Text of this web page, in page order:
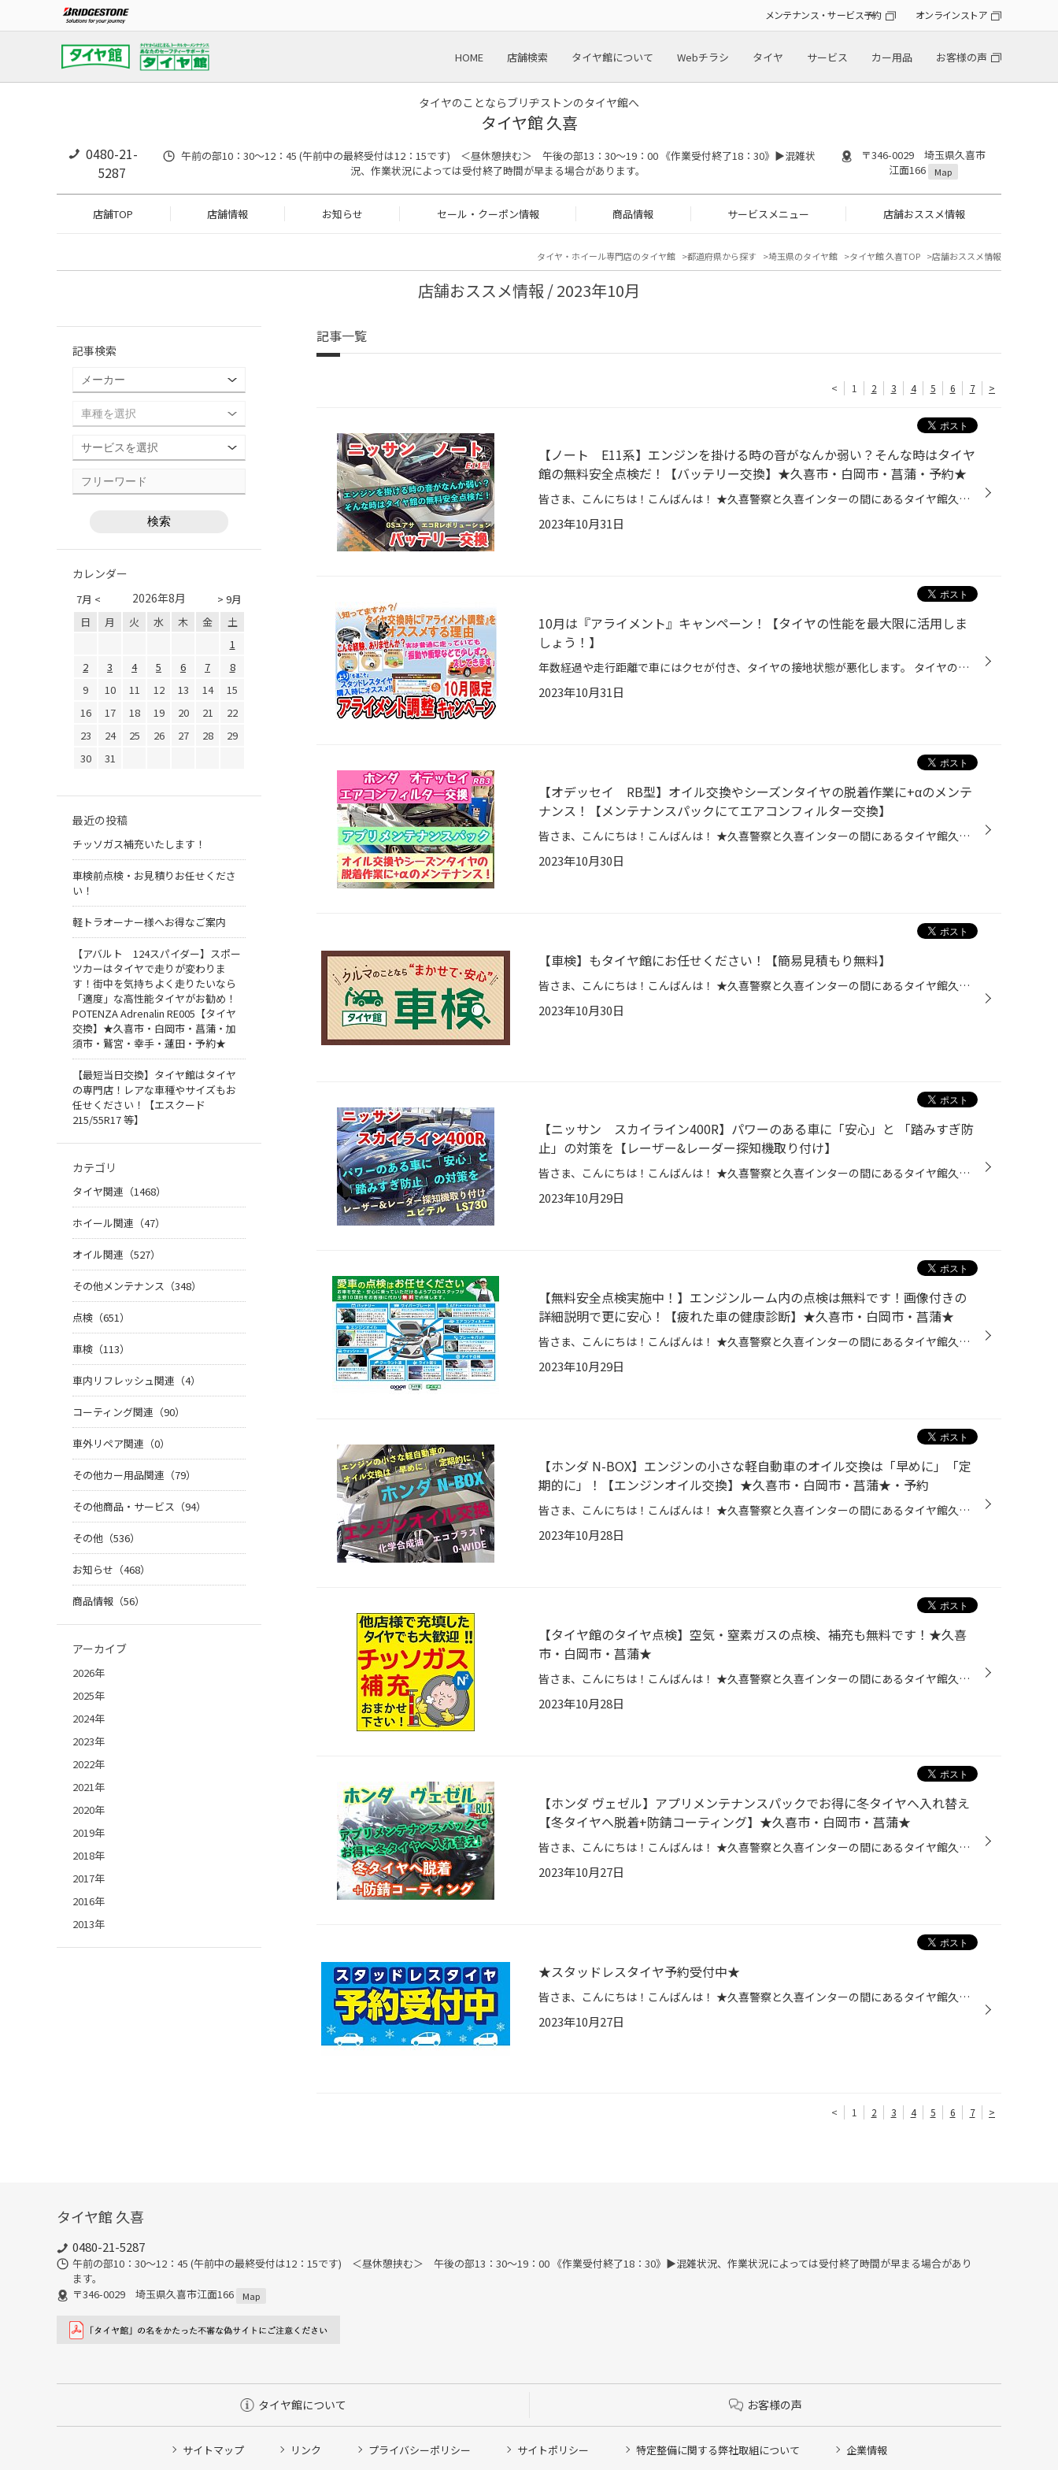
メンテナンス・サービス予約 オンラインストア
HOME 店舗検索 タイヤ館について Webチラシ タイヤ サービス カー用品 お客様の声
タイヤのことならブリヂストンのタイヤ館へ
タイヤ館 久喜
0480-21-
5287
午前の部10：30～12：45 (午前中の最終受付は12：15です) ＜昼休憩挟む＞ 午後の部13：30～19：00 《作業受付終了18：30》▶︎混雑状
況、作業状況によっては受付終了時間が早まる場合があります。
〒346-0029 埼玉県久喜市
江面166
Map
店舗TOP 店舗情報 お知らせ セール・クーポン情報 商品情報 サービスメニュー 店舗おススメ情報
タイヤ・ホイール専門店のタイヤ館 都道府県から探す 埼玉県のタイヤ館 タイヤ館 久喜TOP 店舗おススメ情報
店舗おススメ情報 / 2023年10月
記事一覧
< 1 2 3 4 5 6 7 >
【ノート E11系】エンジンを掛ける時の音がなんか弱い？そんな時はタイヤ
館の無料安全点検だ！【バッテリー交換】★久喜市・白岡市・菖蒲・予約★
皆さま、こんにちは！こんばんは！ ★久喜警察と久喜インターの間にあるタイヤ館久喜です★ いつも当店WEBをご覧いただきありがとうございます！ ーーーーーーーーーーーーーーーーーーーーーーーーーーーーーーーーーーーーーーーーーー お客様のお車【 ニッサン：ノート 】にて バッテリー交換 を承...
2023年10月31日
10月は『アライメント』キャンペーン！【タイヤの性能を最大限に活用しま
しょう！】
年数経過や走行距離で車にはクセが付き、タイヤの接地状態が悪化します。 タイヤの片減り、ハンドルのセンターズレなどがある場合は、 是非タイヤ館でアライメント測定・調整を！ 当店では10月限定でアライメントキャンペーンを行います！ 衝撃や長年の使用で、クルマとタイヤの取付け角度（アライ...
2023年10月31日
【オデッセイ RB型】オイル交換やシーズンタイヤの脱着作業に+αのメンテ
ナンス！【メンテナンスパックにてエアコンフィルター交換】
皆さま、こんにちは！こんばんは！ ★久喜警察と久喜インターの間にあるタイヤ館久喜です★ いつも当店WEBをご覧いただきありがとうございます！ ーーーーーーーーーーーーーーーーーーーーーーーーーーーーーーーーーーーーーーーーーー 詳しくはページ下のリンクをチェック！ ーーーーーーーーーー...
2023年10月30日
【車検】もタイヤ館にお任せください！【簡易見積もり無料】
皆さま、こんにちは！こんばんは！ ★久喜警察と久喜インターの間にあるタイヤ館久喜です★ いつも当店WEBをご覧いただきありがとうございます！ 皆様は愛車の車検はどうされていますか？ カーディーラー・自動車整備工場・ガソリンスタンドなど、沢山ありますよね。 タイヤ館でも『車検』を実施して...
2023年10月30日
【ニッサン スカイライン400R】パワーのある車に「安心」と 「踏みすぎ防
止」の対策を【レーザー&レーダー探知機取り付け】
皆さま、こんにちは！こんばんは！ ★久喜警察と久喜インターの間にあるタイヤ館久喜です★ いつも当店WEBをご覧いただきありがとうございます！ ーーーーーーーーーーーーーーーーーーーーーーーーーーーーーーーーーーーーーーーーーー お客様のお車【 ニッサン：スカイライン400R 】にて レーザー&...
2023年10月29日
【無料安全点検実施中！】エンジンルーム内の点検は無料です！画像付きの
詳細説明で更に安心！【疲れた車の健康診断】★久喜市・白岡市・菖蒲★
皆さま、こんにちは！こんばんは！ ★久喜警察と久喜インターの間にあるタイヤ館久喜です★ いつも当店WEBをご覧いただきありがとうございます！ 今回は当店の無料安全点検をご紹介します！ 当店のプロスタッフがお客様のおクルマの状態をしっかりチェックします！ 点検は無料ですので、タイヤ交換や...
2023年10月29日
【ホンダ N-BOX】エンジンの小さな軽自動車のオイル交換は「早めに」「定
期的に」！【エンジンオイル交換】★久喜市・白岡市・菖蒲★・予約
皆さま、こんにちは！こんばんは！ ★久喜警察と久喜インターの間にあるタイヤ館久喜です★ いつも当店WEBをご覧いただきありがとうございます！ ーーーーーーーーーーーーーーーーーーーーーーーーーーーーーーーーーーーーーーーーー お客様のお車【 ホンダ：N-BOX 】にて、 エンジンオイル交換 を...
2023年10月28日
【タイヤ館のタイヤ点検】空気・窒素ガスの点検、補充も無料です！★久喜
市・白岡市・菖蒲★
皆さま、こんにちは！こんばんは！ ★久喜警察と久喜インターの間にあるタイヤ館久喜です★ いつも当店WEBをご覧いただきありがとうございます！ 突然ですがおクルマの空気圧チェックは定期的に行っていますか？ 空気圧が低いまま走行を続けると、パンクやバースト(タイヤ破裂)、 タイヤの寿命低下に...
2023年10月28日
【ホンダ ヴェゼル】アプリメンテナンスパックでお得に冬タイヤへ入れ替え
【冬タイヤへ脱着+防錆コーティング】★久喜市・白岡市・菖蒲★
皆さま、こんにちは！こんばんは！ ★久喜警察と久喜インターの間にあるタイヤ館久喜です★ いつも当店WEBをご覧いただきありがとうございます！ ーーーーーーーーーーーーーーーーーーーーーーーーーーーーーーーーーーーーーーーーーー お客様のお車【 ホンダ：ヴェゼル 】にて メンテナンスパック...
2023年10月27日
★スタッドレスタイヤ予約受付中★
皆さま、こんにちは！こんばんは！ ★久喜警察と久喜インターの間にあるタイヤ館久喜です★ いつも当店WEBをご覧いただきありがとうございます！ 皆様は冬にスタッドレスタイヤを使用していますか？ 最近では少しずつですがスタッドレスタイヤの予約も増えてきました(^^♪ お客様も【最近は気候が不安...
2023年10月27日
< 1 2 3 4 5 6 7 >
記事検索
カレンダー
7月 < > 9月
2026年8月
日 月 火 水 木 金
土
1
2
3 4 5 6 7
8
9
10 11 12 13 14
15
16
17 18 19 20 21
22
23
24 25 26 27 28
29
30
31
最近の投稿
チッソガス補充いたします！
車検前点検・お見積りお任せくださ
い！
軽トラオーナー様へお得なご案内
【アバルト 124スパイダー】スポー
ツカーはタイヤで走りが変わりま
す！街中を気持ちよく走りたいなら
「適度」な高性能タイヤがお勧め！
POTENZA Adrenalin RE005【タイヤ
交換】★久喜市・白岡市・菖蒲・加
須市・鷲宮・幸手・蓮田・予約★
【最短当日交換】タイヤ館はタイヤ
の専門店！レアな車種やサイズもお
任せください！【エスクード
215/55R17 等】
カテゴリ
タイヤ関連（1468）
ホイール関連（47）
オイル関連（527）
その他メンテナンス（348）
点検（651）
車検（113）
車内リフレッシュ関連（4）
コーティング関連（90）
車外リペア関連（0）
その他カー用品関連（79）
その他商品・サービス（94）
その他（536）
お知らせ（468）
商品情報（56）
アーカイブ
2026年
2025年
2024年
2023年
2022年
2021年
2020年
2019年
2018年
2017年
2016年
2013年
タイヤ館 久喜
0480-21-5287
午前の部10：30～12：45 (午前中の最終受付は12：15です) ＜昼休憩挟む＞ 午後の部13：30～19：00 《作業受付終了18：30》▶︎混雑状況、作業状況によっては受付終了時間が早まる場合があり
ます。
〒346-0029 埼玉県久喜市江面166
Map
タイヤ館について お客様の声
サイトマップ リンク プライバシーポリシー サイトポリシー 特定整備に関する弊社取組について 企業情報
タイヤ点検・安全点検/タイヤ履き替え/オイル交換/その他ピット作業の予約